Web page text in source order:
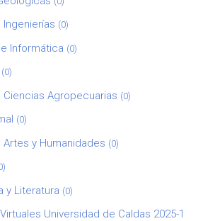
(0)
Informática (0)
(0)
Ciencias Agropecuarias (0)
(0)
y Humanidades (0)
y Literatura (0)
Universidad de Caldas 2025-1